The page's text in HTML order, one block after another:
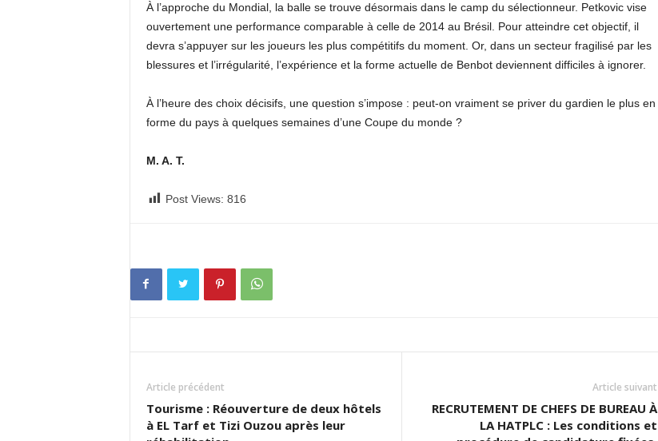
À l’approche du Mondial, la balle se trouve désormais dans le camp du sélectionneur. Petkovic vise
ouvertement une performance comparable à celle de 2014 au Brésil. Pour atteindre cet objectif, il
devra s’appuyer sur les joueurs les plus compétitifs du moment. Or, dans un secteur fragilisé par les
blessures et l’irrégularité, l’expérience et la forme actuelle de Benbot deviennent difficiles à ignorer.
À l’heure des choix décisifs, une question s’impose : peut-on vraiment se priver du gardien le plus en
forme du pays à quelques semaines d’une Coupe du monde ?
M. A. T.
Post Views: 816
Article précédent
Tourisme : Réouverture de deux hôtels
à EL Tarf et Tizi Ouzou après leur
Article suivant
RECRUTEMENT DE CHEFS DE BUREAU À
LA HATPLC : Les conditions et